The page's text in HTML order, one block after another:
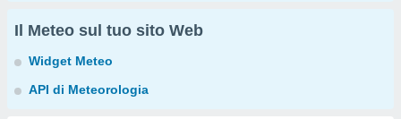
Il Meteo sul tuo sito Web
Widget Meteo
API di Meteorologia